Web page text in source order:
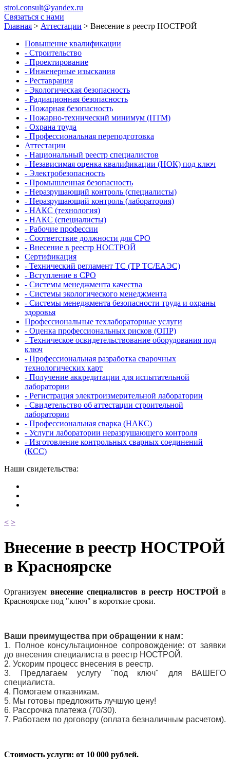
stroi.consult@yandex.ru
Связаться с нами
Главная > Аттестации > Внесение в реестр НОСТРОЙ
Повышение квалификации
- Строительство
- Проектирование
- Инженерные изыскания
- Реставрация
- Экологическая безопасность
- Радиационная безопасность
- Пожарная безопасность
- Пожарно-технический минимум (ПТМ)
- Охрана труда
- Профессиональная переподготовка
Аттестации
- Национальный реестр специалистов
- Независимая оценка квалификации (НОК) под ключ
- Электробезопасность
- Промышленная безопасность
- Неразрушающий контроль (специалисты)
- Неразрушающий контроль (лаборатория)
- НАКС (технология)
- НАКС (специалисты)
- Рабочие профессии
- Соответствие должности для СРО
- Внесение в реестр НОСТРОЙ
Сертификация
- Технический регламент ТС (ТР ТС/ЕАЭС)
- Вступление в СРО
- Системы менеджмента качества
- Системы экологического менеджмента
- Системы менеджмента безопасности труда и охраны
здоровья
Профессиональные техлабораторные услуги
- Оценка профессиональных рисков (ОПР)
- Техническое освидетельствование оборудования под
ключ
- Профессиональная разработка сварочных
технологических карт
- Получение аккредитации для испытательной
лаборатории
- Регистрация электроизмерительной лаборатории
- Свидетельство об аттестации строительной
лаборатории
- Профессиональная сварка (НАКС)
- Услуги лаборатории неразрушающего контроля
- Изготовление контрольных сварных соединений
(КСС)
Наши свидетельства:
< >
Внесение в реестр НОСТРОЙ
в Красноярске
Организуем внесение специалистов в реестр НОСТРОЙв
Красноярске под "ключ" в короткие сроки.
Ваши преимущества при обращении к нам:
1.
Полное консультационное сопровождение: от заявки
до внесения специалиста в реестр НОСТРОЙ.
2. Ускорим процесс внесения в реестр.
3. Предлагаем услугу "под ключ" для ВАШЕГО
специалиста.
4. Помогаем отказникам.
5. Мы готовы предложить лучшую цену!
6. Рассрочка платежа (70/30).
7. Работаем по договору (оплата безналичным расчетом).
Стоимость услуги: от 10 000 рублей.